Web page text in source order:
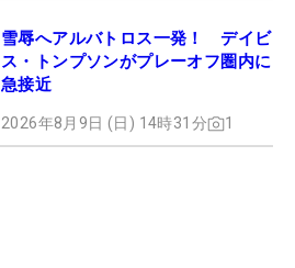
雪辱へアルバトロス一発！ デイビ
ス・トンプソンがプレーオフ圏内に
急接近
2026年8月9日 (日) 14時31分 1